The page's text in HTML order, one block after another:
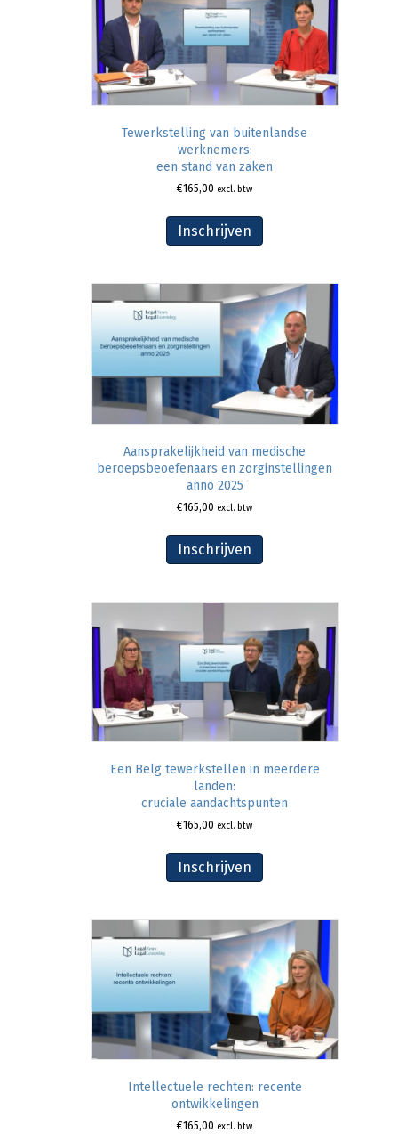
Tewerkstelling van buitenlandse
werknemers:
een stand van zaken
€165,00 excl. btw
Inschrijven
Aansprakelijkheid van medische
beroepsbeoefenaars en zorginstellingen
anno 2025
€165,00 excl. btw
Inschrijven
Een Belg tewerkstellen in meerdere
landen:
cruciale aandachtspunten
€165,00 excl. btw
Inschrijven
Intellectuele rechten: recente
ontwikkelingen
€165,00 excl. btw